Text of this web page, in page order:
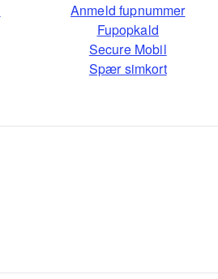
Anmeld fupnummer
Fupopkald
Secure Mobil
Spær simkort